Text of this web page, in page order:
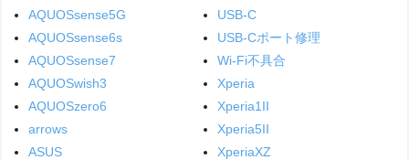
AQUOSsense5G
AQUOSsense6s
AQUOSsense7
AQUOSwish3
AQUOSzero6
arrows
ASUS
USB-C
USB-Cポート修理
Wi-Fi不具合
Xperia
Xperia1II
Xperia5II
XperiaXZ